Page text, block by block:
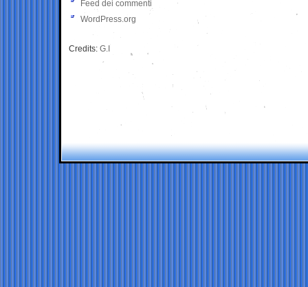
Feed dei commenti
WordPress.org
Credits: G.I